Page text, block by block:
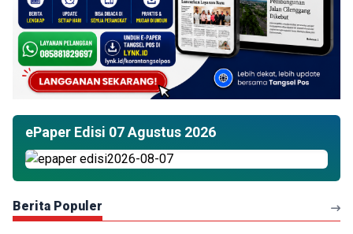
ePaper Edisi 07 Agustus 2026
Berita Populer